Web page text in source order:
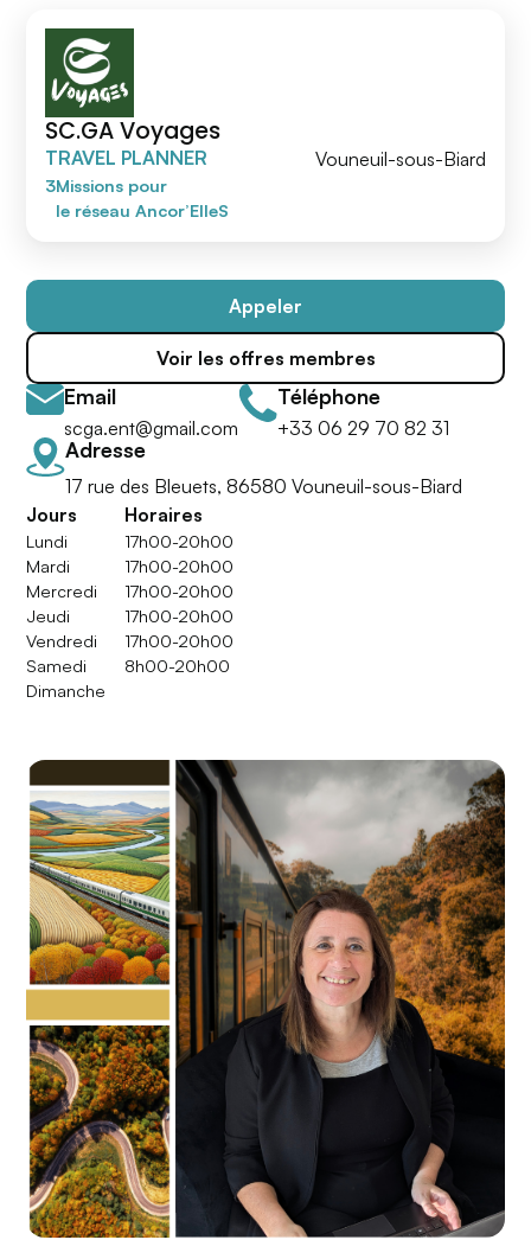
SC.GA Voyages
TRAVEL PLANNER Vouneuil-sous-Biard
3Missions pour
le réseau Ancor’ElleS
Appeler
Voir les offres membres
Email
scga.ent@gmail.com
Téléphone
+33 06 29 70 82 31
Adresse
17 rue des Bleuets, 86580 Vouneuil-sous-Biard
Jours
Lundi
Mardi
Mercredi
Jeudi
Vendredi
Samedi
Dimanche
Horaires
17h00-20h00
17h00-20h00
17h00-20h00
17h00-20h00
17h00-20h00
8h00-20h00